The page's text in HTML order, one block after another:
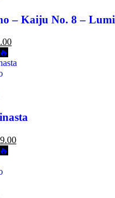
– Kaiju No. 8 –